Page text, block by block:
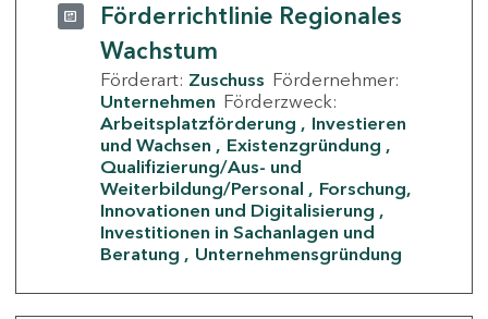
Förderrichtlinie Regionales
Wachstum
Förderart: Zuschuss Fördernehmer:
Unternehmen Förderzweck:
Arbeitsplatzförderung
Investieren
und Wachsen
Existenzgründung
Qualifizierung/Aus- und
Weiterbildung/Personal
Forschung,
Innovationen und Digitalisierung
Investitionen in Sachanlagen und
Beratung
Unternehmensgründung